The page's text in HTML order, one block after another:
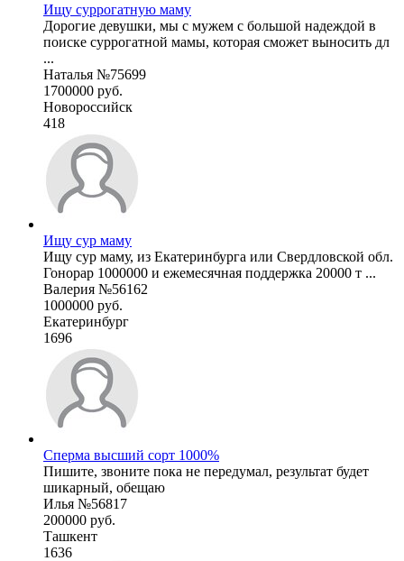
Ищу суррогатную маму
Дорогие девушки, мы с мужем с большой надеждой в
поиске суррогатной мамы, которая сможет выносить дл
...
Наталья №75699
1700000 руб.
Новороссийск
418
Ищу сур маму
Ищу сур маму, из Екатеринбурга или Свердловской обл.
Гонорар 1000000 и ежемесячная поддержка 20000 т ...
Валерия №56162
1000000 руб.
Екатеринбург
1696
Сперма высший сорт 1000%
Пишите, звоните пока не передумал, результат будет
шикарный, обещаю
Илья №56817
200000 руб.
Ташкент
1636